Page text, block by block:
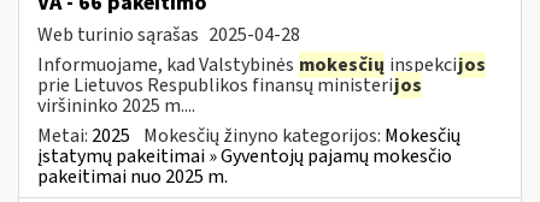
Web turinio sąrašas 2025-04-28
Informuojame, kad Valstybinės mokesčių inspekcijos
prie Lietuvos Respublikos finansų ministerijos
viršininko 2025 m....
Metai: 2025 Mokesčių žinyno kategorijos: Mokesčių
įstatymų pakeitimai » Gyventojų pajamų mokesčio
pakeitimai nuo 2025 m.